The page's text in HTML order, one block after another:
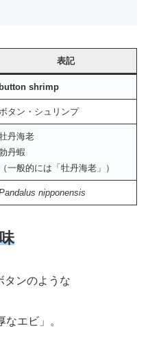
表記
button shrimp
ボタン・シュリンプ
丹海老
丹蝦
（一般的には「牡丹海老」）
nipponensis
タンのような
エビ」。